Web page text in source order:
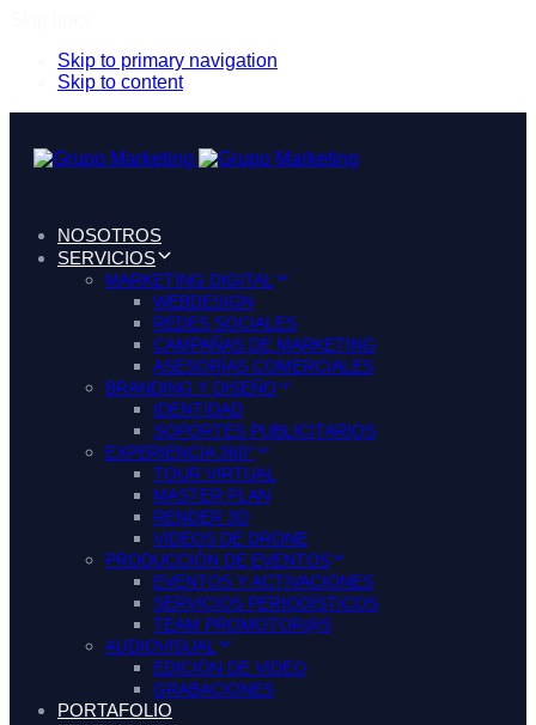
Skip to primary navigation
Skip to content
NOSOTROS
SERVICIOS
MARKETING DIGITAL
WEBDESIGN
REDES SOCIALES
CAMPAÑAS DE MARKETING
ASESORÍAS COMERCIALES
BRANDING Y DISEÑO
IDENTIDAD
SOPORTES PUBLICITARIOS
EXPERIENCIA 360°
TOUR VIRTUAL
MASTER PLAN
RENDER 3D
VIDEOS DE DRONE
PRODUCCIÓN DE EVENTOS
EVENTOS Y ACTIVACIONES
SERVICIOS PERIODÍSTICOS
TEAM PROMOTOR@S
AUDIOVISUAL
EDICIÓN DE VIDEO
GRABACIONES
PORTAFOLIO